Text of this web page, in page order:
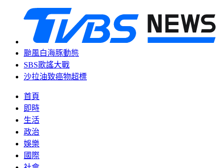
颱風白海豚動態
SBS歌謠大戰
沙拉油致癌物超標
首頁
即時
生活
政治
娛樂
國際